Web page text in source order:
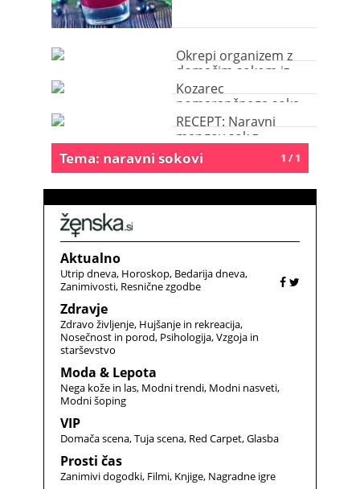
Okrepi organizem z
domačim sokom iz
malin
Kozarec
pomarančnega soka
je najboljši začetek
dneva
RECEPT: Naravni
mangov sok z
ananasom in limeto
1 / 1
Tema: naravni sokovi
Aktualno
Utrip dneva Horoskop Bedarija dneva
Zanimivosti Resnične zgodbe
Zdravje
Zdravo življenje Hujšanje in rekreacija
Nosečnost in porod Psihologija Vzgoja in
starševstvo
Moda & Lepota
Nega kože in las Modni trendi Modni nasveti
Modni šoping
VIP
Domača scena Tuja scena Red Carpet Glasba
Prosti čas
Zanimivi dogodki Filmi Knjige Nagradne igre